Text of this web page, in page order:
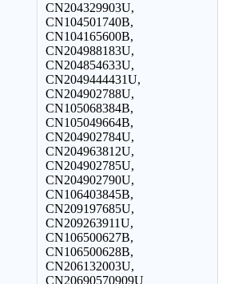
CN204329903U,
CN104501740B,
CN104165600B,
CN204988183U,
CN204854633U,
CN2049444431U,
CN204902788U,
CN105068384B,
CN105049664B,
CN204902784U,
CN204963812U,
CN204902785U,
CN204902790U,
CN106403845B,
CN209197685U,
CN209263911U,
CN106500627B,
CN106500628B,
CN206132003U,
CN20690570909U